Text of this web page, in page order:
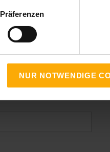
Präferenzen
NUR NOTWENDIGE